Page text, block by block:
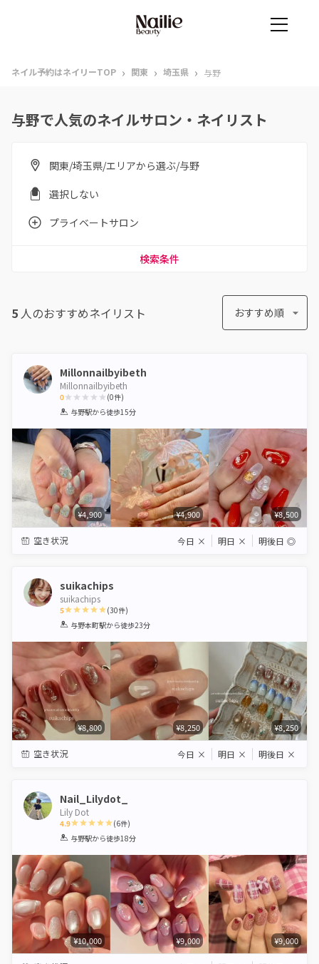
ネイル予約はネイリーTOP › 関東 › 埼玉県 › 与野
与野で人気のネイルサロン・ネイリスト
関東/埼玉県/エリアから選ぶ/与野
選択しない
プライベートサロン
検索条件
5 人のおすすめネイリスト おすすめ順
Millonnailbyibeth
Millonnailbyibeth
0
1 2 3 4 5
(0件)
与野駅から徒歩15分
¥4,900 ¥4,900 ¥8,500
空き状況 今日 × 明日 × 明後日 ◎
suikachips
suikachips
5
1 2 3 4 5
(30件)
与野本町駅から徒歩23分
¥8,800 ¥8,250 ¥8,250
空き状況 今日 × 明日 × 明後日 ×
Nail_Lilydot_
Lily Dot
4.9
1 2 3 4 5
(6件)
与野駅から徒歩18分
¥10,000 ¥9,000 ¥9,000